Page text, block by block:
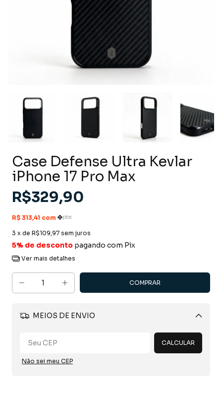
Case Defense Ultra Kevlar
iPhone 17 Pro Max
R$329,90
3 x de R$109,97 sem juros
5% de desconto pagando com Pix
Ver mais detalhes
MEIOS DE ENVIO
Alterar CEP
CALCULAR
Não sei meu CEP